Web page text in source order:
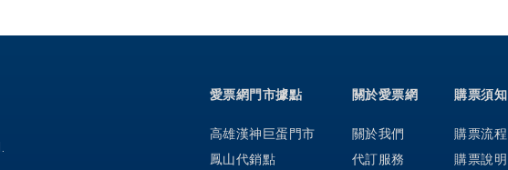
購票須知
購票流程
購票說明
關於愛票網
關於我們
代訂服務
愛票網門市據點
高雄漢神巨蛋門市
鳳山代銷點